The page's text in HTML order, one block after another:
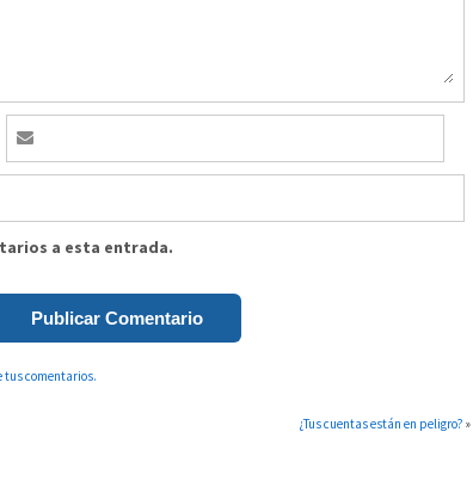
a esta entrada.
tus comentarios.
¿Tus cuentas están en peligro? »